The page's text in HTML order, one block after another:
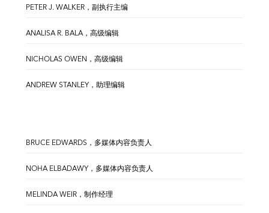
PETER J. WALKER，副执行主编
ANALISA R. BALA，高级编辑
NICHOLAS OWEN，高级编辑
ANDREW STANLEY，助理编辑
BRUCE EDWARDS，多媒体内容负责人
NOHA ELBADAWY，多媒体内容负责人
MELINDA WEIR，制作经理